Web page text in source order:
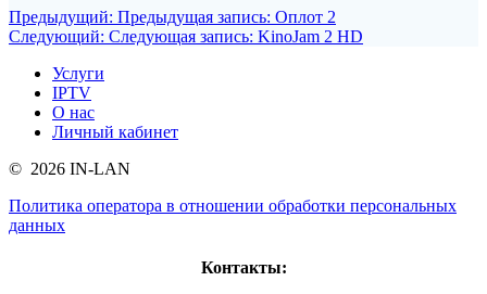
Предыдущий: Предыдущая запись: Оплот 2
Следующий: Следующая запись: KinoJam 2 HD
Услуги
IPTV
О нас
Личный кабинет
© 2026 IN-LAN
Политика оператора в отношении обработки персональных
данных
Контакты: